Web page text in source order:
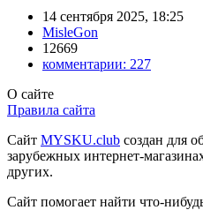
14 сентября 2025, 18:25
MisleGon
12669
комментарии: 227
О сайте
Правила сайта
Сайт MYSKU.club cоздан для
зарубежных интернет-
других.
Сайт помогает найти что-